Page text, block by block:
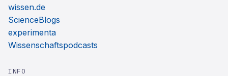
wissen.de
ScienceBlogs
experimenta
Wissenschaftspodcasts
INFO